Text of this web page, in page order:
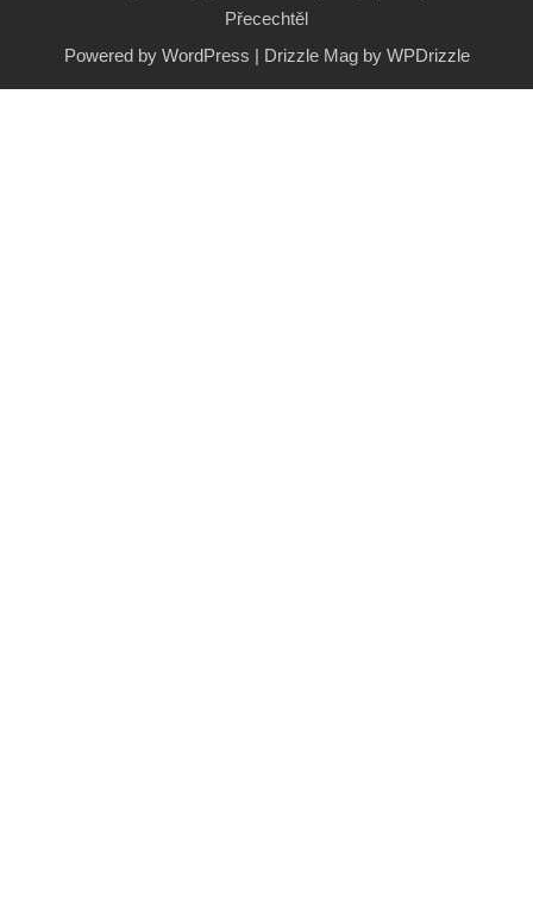
Přecechtěl
Powered by WordPress | Drizzle Mag by WPDrizzle